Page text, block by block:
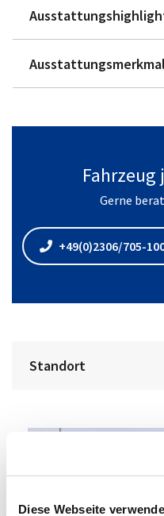
Diese Webseite
Gerne
+49(0)2306/705-
Standort